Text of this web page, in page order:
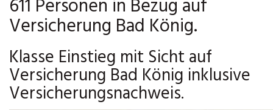
611 Personen in Bezug auf
Versicherung Bad König.
Klasse Einstieg mit Sicht auf
Versicherung Bad König inklusive
Versicherungsnachweis.